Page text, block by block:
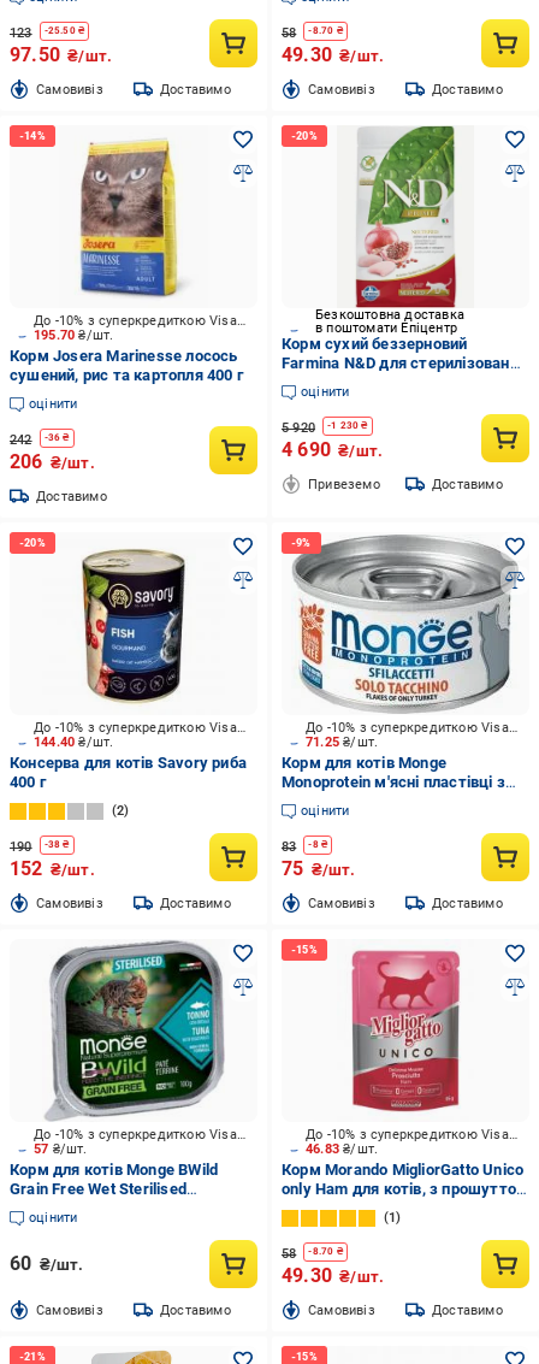
123 -25.50₴
97.50 ₴/шт.
Cамовивіз Доставимо
58 -8.70 ₴
49.30 ₴/шт.
Cамовивіз Доставимо
195.70₴/шт.
До -10% з суперкредиткою Visa Вигода
Корм Josera Marinesse лосось
сушений, рис та картопля 400 г
оцінити
242 -36 ₴
206 ₴/шт.
Доставимо
Безкоштовна доставка
в поштомати Епіцентр
Корм сухий беззерновий
Farmina N&D для стерилізованих
дорослих котів курка з гранатом
10 кг
оцінити
5 920 -1 230 ₴
4 690 ₴/шт.
Привеземо Доставимо
144.40₴/шт.
До -10% з суперкредиткою Visa Вигода
Консерва для котів Savory риба
400 г
2
190 -38 ₴
152 ₴/шт.
Cамовивіз Доставимо
71.25₴/шт.
До -10% з суперкредиткою Visa Вигода
Корм для котів Monge
Monoprotein м'ясні пластівці з
індичкою 80 г
оцінити
83 -8₴
75 ₴/шт.
Cамовивіз Доставимо
57 ₴/шт.
До -10% з суперкредиткою Visa Вигода
Корм для котів Monge BWild
Grain Free Wet Sterilised
беззерновий тунець з овочами
100 г
оцінити
60 ₴/шт.
Cамовивіз Доставимо
46.83₴/шт.
До -10% з суперкредиткою Visa Вигода
Корм Morando MigliorGatto Unico
only Ham для котів, з прошутто
85 г
1
58 -8.70 ₴
49.30 ₴/шт.
Cамовивіз Доставимо